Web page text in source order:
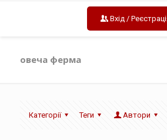
Вхід /
овеча ферма
Категорії Теги Автори